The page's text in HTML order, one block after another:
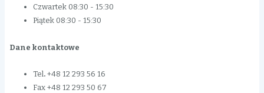
Czwartek 08:30 - 15:30
Piątek 08:30 - 15:30
Dane kontaktowe
Tel. +48 12 293 56 16
Fax +48 12 293 50 67